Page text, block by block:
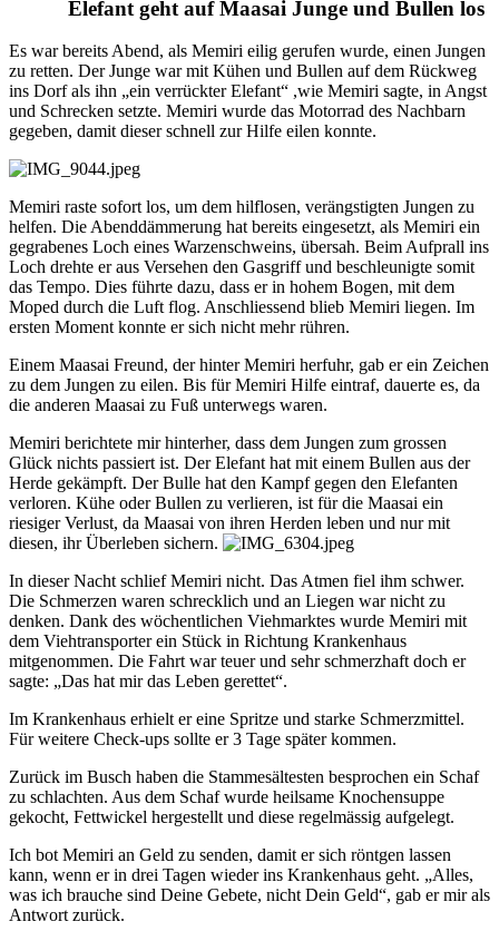
Elefant geht auf Maasai Junge und Bullen los
Es war bereits Abend, als Memiri eilig gerufen wurde, einen Jungen
zu retten. Der Junge war mit Kühen und Bullen auf dem Rückweg
ins Dorf als ihn „ein verrückter Elefant“ ,wie Memiri sagte, in Angst
und Schrecken setzte. Memiri wurde das Motorrad des Nachbarn
gegeben, damit dieser schnell zur Hilfe eilen konnte.
Memiri raste sofort los, um dem hilflosen, verängstigten Jungen zu
helfen. Die Abenddämmerung hat bereits eingesetzt, als Memiri ein
gegrabenes Loch eines Warzenschweins, übersah. Beim Aufprall ins
Loch drehte er aus Versehen den Gasgriff und beschleunigte somit
das Tempo. Dies führte dazu, dass er in hohem Bogen, mit dem
Moped durch die Luft flog. Anschliessend blieb Memiri liegen. Im
ersten Moment konnte er sich nicht mehr rühren.
Einem Maasai Freund, der hinter Memiri herfuhr, gab er ein Zeichen
zu dem Jungen zu eilen. Bis für Memiri Hilfe eintraf, dauerte es, da
die anderen Maasai zu Fuß unterwegs waren.
Memiri berichtete mir hinterher, dass dem Jungen zum grossen
Glück nichts passiert ist. Der Elefant hat mit einem Bullen aus der
Herde gekämpft. Der Bulle hat den Kampf gegen den Elefanten
verloren. Kühe oder Bullen zu verlieren, ist für die Maasai ein
riesiger Verlust, da Maasai von ihren Herden leben und nur mit
diesen, ihr Überleben sichern.
In dieser Nacht schlief Memiri nicht. Das Atmen fiel ihm schwer.
Die Schmerzen waren schrecklich und an Liegen war nicht zu
denken. Dank des wöchentlichen Viehmarktes wurde Memiri mit
dem Viehtransporter ein Stück in Richtung Krankenhaus
mitgenommen. Die Fahrt war teuer und sehr schmerzhaft doch er
sagte: „Das hat mir das Leben gerettet“.
Im Krankenhaus erhielt er eine Spritze und starke Schmerzmittel.
Für weitere Check-ups sollte er 3 Tage später kommen.
Zurück im Busch haben die Stammesältesten besprochen ein Schaf
zu schlachten. Aus dem Schaf wurde heilsame Knochensuppe
gekocht, Fettwickel hergestellt und diese regelmässig aufgelegt.
Ich bot Memiri an Geld zu senden, damit er sich röntgen lassen
kann, wenn er in drei Tagen wieder ins Krankenhaus geht. „Alles,
was ich brauche sind Deine Gebete, nicht Dein Geld“, gab er mir als
Antwort zurück.